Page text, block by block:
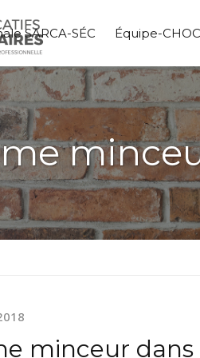
SARCA-SÉC Équipe-
minceur